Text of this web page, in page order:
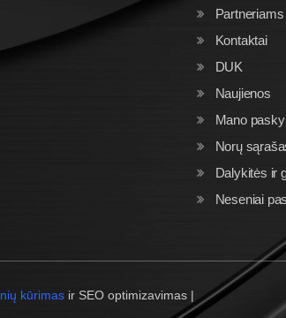
Kontaktai
DUK
Naujienos
Mano
Norų
Dalykitės ir
Neseniai
kūrimas ir SEO optimizavimas |